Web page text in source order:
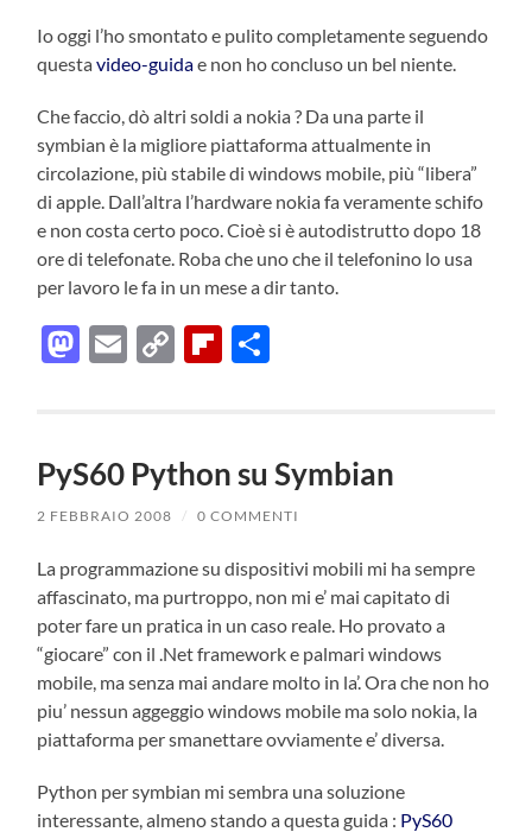
Io oggi l’ho smontato e pulito completamente seguendo
questavideo-guidae non ho concluso un bel niente.
Che faccio, dò altri soldi a nokia ? Da una parte il
symbian è la migliore piattaforma attualmente in
circolazione, più stabile di windows mobile, più “libera”
di apple. Dall’altra l’hardware nokia fa veramente schifo
e non costa certo poco. Cioè si è autodistrutto dopo 18
ore di telefonate. Roba che uno che il telefonino lo usa
per lavoro le fa in un mese a dir tanto.
Mastodon
EmailCopyFlipboard
PyS60 Python su Symbian
2 FEBBRAIO 2008 / 0 COMMENTI
La programmazione su dispositivi mobili mi ha sempre
affascinato, ma purtroppo, non mi e’ mai capitato di
poter fare un pratica in un caso reale. Ho provato a
“giocare” con il .Net framework e palmari windows
mobile, ma senza mai andare molto in la’. Ora che non ho
piu’ nessun aggeggio windows mobile ma solo nokia, la
piattaforma per smanettare ovviamente e’ diversa.
Python per symbian mi sembra una soluzione
interessante, almeno stando a questa guida : PyS60